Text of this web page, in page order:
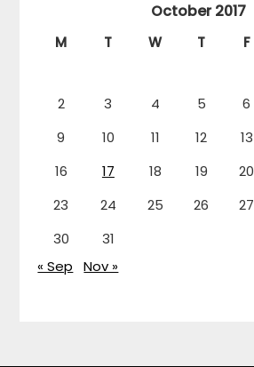
October 2017
M T W T F
2
3 4 5 6
9
10 11 12 13
16
17 18 19 20
23
24 25 26 27
30
31
« Sep
Nov »